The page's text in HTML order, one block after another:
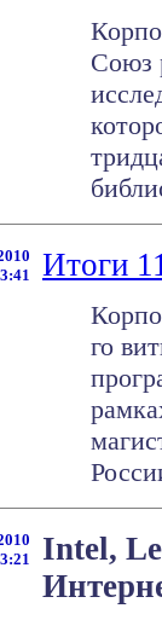
Союз
Итоги
го
Intel,